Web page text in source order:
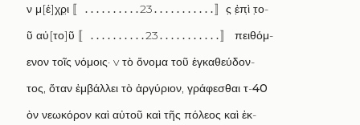
ν μ[έ]χρι̣ 〚․․․․․․․․․․23․․․․․․․․․․․〛 ς ἐπὶ̣ το-
ῦ αὐ[το]ῦ 〚․․․․․․․․․․23․․․․․․․․․․․〛 πειθόμ-
ενον τοῖς νόμοις·vτὸ ὄνομα τοῦ ἐγκαθεύδον-
τος, ὅταν ἐμβάλλει τὸ ἀργύριον, γράφεσθαι τ-40
ὸν νεωκόρον καὶ αὐτοῦ καὶ τῆς πόλεος καὶ ἐκ-